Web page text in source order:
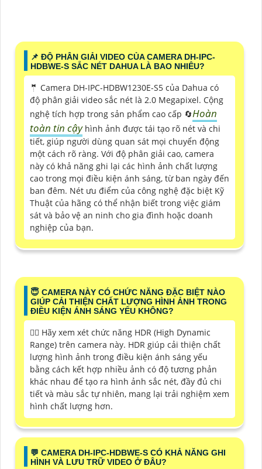
📌 ĐỘ PHÂN GIẢI VIDEO CỦA CAMERA DH-IPC-
HDBWE-S SẮC NÉT DAHUA LÀ BAO NHIÊU?
🤵 Camera DH-IPC-HDBW1230E-S5 của Dahua có
độ phân giải video sắc nét là 2.0 Megapixel. Cộng
nghệ tích hợp trong sản phẩm cao cấp 🔄Hoàn
toàn tin cậyhình ảnh được tái tạo rõ nét và chi
tiết, giúp người dùng quan sát mọi chuyển động
một cách rõ ràng. Với độ phân giải cao, camera
này có khả năng ghi lại các hình ảnh chất lượng
cao trong mọi điều kiện ánh sáng, từ ban ngày đến
ban đêm. Nét ưu điểm của công nghệ đặc biệt Kỹ
Thuật của hãng có thể nhận biết trong việc giám
sát và bảo vệ an ninh cho gia đình hoặc doanh
nghiệp của bạn.
😇 CAMERA NÀY CÓ CHỨC NĂNG ĐẶC BIỆT NÀO
GIÚP CẢI THIỆN CHẤT LƯỢNG HÌNH ẢNH TRONG
ĐIỀU KIỆN ÁNH SÁNG YẾU KHÔNG?
❤️‍💋‍ Hãy xem xét chức năng HDR (High Dynamic
Range) trên camera này. HDR giúp cải thiện chất
lượng hình ảnh trong điều kiện ánh sáng yếu
bằng cách kết hợp nhiều ảnh có độ tương phản
khác nhau để tạo ra hình ảnh sắc nét, đầy đủ chi
tiết và màu sắc tự nhiên, mang lại trải nghiệm xem
hình chất lượng hơn.
️💬 CAMERA DH-IPC-HDBWE-S CÓ KHẢ NĂNG GHI
HÌNH VÀ LƯU TRỮ VIDEO Ở ĐÂU?